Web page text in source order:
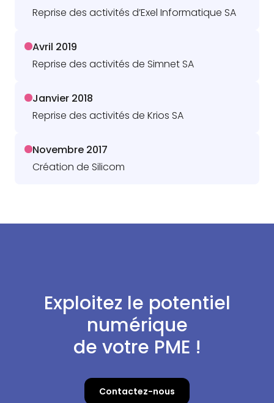
Reprise des activités d’Exel Informatique SA
Avril 2019
Reprise des activités de Simnet SA
Janvier 2018
Reprise des activités de Krios SA
Novembre 2017
Création de Silicom
Exploitez le potentiel
numérique
de votre PME !
Contactez-nous